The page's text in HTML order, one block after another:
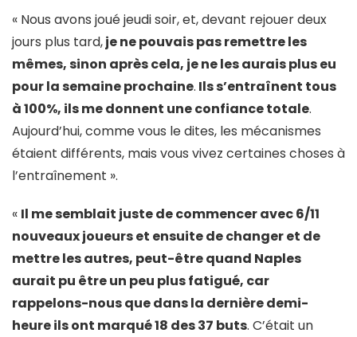
« Nous avons joué jeudi soir, et, devant rejouer deux
jours plus tard,je ne pouvais pas remettre les
mêmes, sinon après cela, je ne les aurais plus eu
pour la semaine prochaine. Ils s’entraînent tous
à 100%, ils me donnent une confiance totale.
Aujourd’hui, comme vous le dites, les mécanismes
étaient différents, mais vous vivez certaines choses à
l’entraînement ».
« Il me semblait juste de commencer avec 6/11
nouveaux joueurs et ensuite de changer et de
mettre les autres, peut-être quand Naples
aurait pu être un peu plus fatigué, car
rappelons-nous que dans la dernière demi-
heure ils ont marqué 18 des 37 buts. C’était un